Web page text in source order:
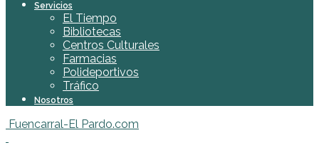
Servicios
El Tiempo
Bibliotecas
Centros Culturales
Farmacias
Polideportivos
Tráfico
Nosotros
Fuencarral-El Pardo.com